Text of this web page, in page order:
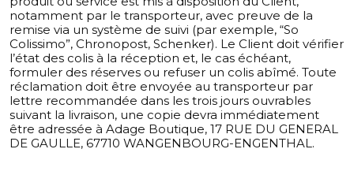
notamment par le transporteur, avec preuve de la
remise via un système de suivi (par exemple, “So
Colissimo”, Chronopost, Schenker). Le Client doit vérifier
l’état des colis à la réception et, le cas échéant,
formuler des réserves ou refuser un colis abîmé. Toute
réclamation doit être envoyée au transporteur par
lettre recommandée dans les trois jours ouvrables
suivant la livraison, une copie devra immédiatement
être adressée à Adage Boutique, 17 RUE DU GENERAL
DE GAULLE, 67710 WANGENBOURG-ENGENTHAL.